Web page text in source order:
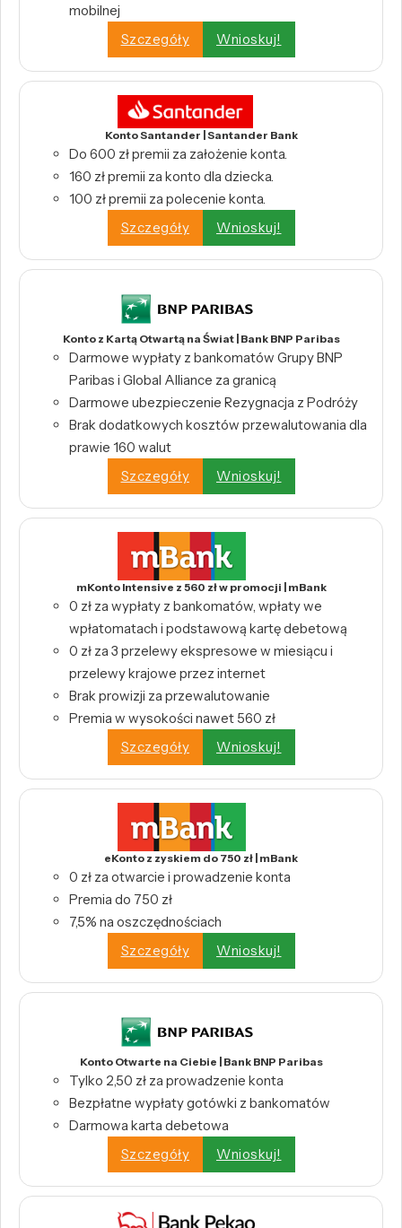
mobilnej
Szczegóły
Wnioskuj!
Konto Santander | Santander Bank
Do 600 zł premii za założenie konta.
160 zł premii za konto dla dziecka.
100 zł premii za polecenie konta.
Szczegóły
Wnioskuj!
Konto z Kartą Otwartą na Świat | Bank BNP Paribas
Darmowe wypłaty z bankomatów Grupy BNP
Paribas i Global Alliance za granicą
Darmowe ubezpieczenie Rezygnacja z Podróży
Brak dodatkowych kosztów przewalutowania dla
prawie 160 walut
Szczegóły
Wnioskuj!
mKonto Intensive z 560 zł w promocji | mBank
0 zł za wypłaty z bankomatów, wpłaty we
wpłatomatach i podstawową kartę debetową
0 zł za 3 przelewy ekspresowe w miesiącu i
przelewy krajowe przez internet
Brak prowizji za przewalutowanie
Premia w wysokości nawet 560 zł
Szczegóły
Wnioskuj!
eKonto z zyskiem do 750 zł | mBank
0 zł za otwarcie i prowadzenie konta
Premia do 750 zł
7,5% na oszczędnościach
Szczegóły
Wnioskuj!
Konto Otwarte na Ciebie | Bank BNP Paribas
Tylko 2,50 zł za prowadzenie konta
Bezpłatne wypłaty gotówki z bankomatów
Darmowa karta debetowa
Szczegóły
Wnioskuj!